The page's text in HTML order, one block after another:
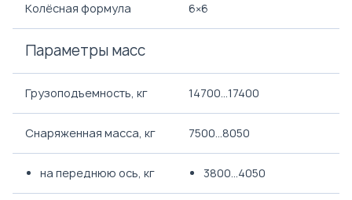
Колёсная формула 6×6
Параметры масс
Грузоподъемность, кг 14700...17400
Снаряженная масса, кг 7500...8050
на переднюю ось, кг 3800...4050